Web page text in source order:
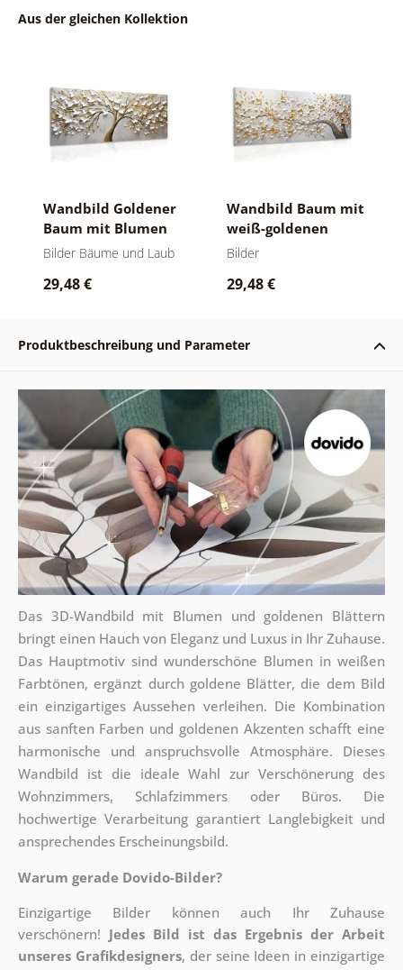
Aus der gleichen Kollektion
Wandbild Goldener
Baum mit Blumen
Bilder Bäume und Laub
29,48 €
Wandbild Baum mit
weiß-goldenen
Blumen
Bilder
29,48 €
Produktbeschreibung und Parameter
Das 3D-Wandbild mit Blumen und goldenen Blättern
bringt einen Hauch von Eleganz und Luxus in Ihr Zuhause.
Das Hauptmotiv sind wunderschöne Blumen in weißen
Farbtönen, ergänzt durch goldene Blätter, die dem Bild
ein einzigartiges Aussehen verleihen. Die Kombination
aus sanften Farben und goldenen Akzenten schafft eine
harmonische und anspruchsvolle Atmosphäre. Dieses
Wandbild ist die ideale Wahl zur Verschönerung des
Wohnzimmers, Schlafzimmers oder Büros. Die
hochwertige Verarbeitung garantiert Langlebigkeit und
ansprechendes Erscheinungsbild.
Warum gerade Dovido-Bilder?
Einzigartige Bilder können auch Ihr Zuhause
verschönern! Jedes Bild ist das Ergebnis der Arbeit
unseres Grafikdesigners, der seine Ideen in einzigartige